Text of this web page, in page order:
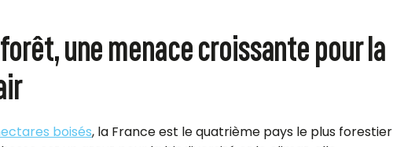
une menace croissante pour la
boisés, la France est le quatrième pays le plus forestier